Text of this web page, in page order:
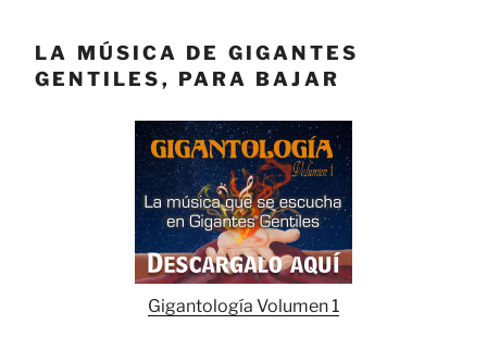
LA MÚSICA DE GIGANTES
GENTILES, PARA BAJAR
Gigantología Volumen 1